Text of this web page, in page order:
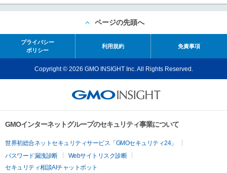
ページの先頭へ
プライバシー
ポリシー
利用規約 免責事項
Copyright © 2026 GMO INSIGHT Inc. All Rights Reserved.
GMOインターネットグループのセキュリティ事業について
世界初総合ネットセキュリティサービス「GMOセキュリティ24」
パスワード漏洩診断
Webサイトリスク診断
セキュリティ相談AIチャットボット